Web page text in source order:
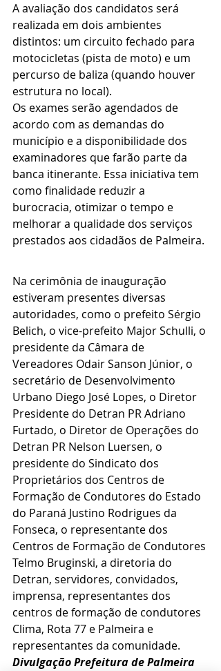
A avaliação dos candidatos será
realizada em dois ambientes
distintos: um circuito fechado para
motocicletas (pista de moto) e um
percurso de baliza (quando houver
estrutura no local).
Os exames serão agendados de
acordo com as demandas do
município e a disponibilidade dos
examinadores que farão parte da
banca itinerante. Essa iniciativa tem
como finalidade reduzir a
burocracia, otimizar o tempo e
melhorar a qualidade dos serviços
prestados aos cidadãos de Palmeira.
Na cerimônia de inauguração
estiveram presentes diversas
autoridades, como o prefeito Sérgio
Belich, o vice-prefeito Major Schulli, o
presidente da Câmara de
Vereadores Odair Sanson Júnior, o
secretário de Desenvolvimento
Urbano Diego José Lopes, o Diretor
Presidente do Detran PR Adriano
Furtado, o Diretor de Operações do
Detran PR Nelson Luersen, o
presidente do Sindicato dos
Proprietários dos Centros de
Formação de Condutores do Estado
do Paraná Justino Rodrigues da
Fonseca, o representante dos
Centros de Formação de Condutores
Telmo Bruginski, a diretoria do
Detran, servidores, convidados,
imprensa, representantes dos
centros de formação de condutores
Clima, Rota 77 e Palmeira e
representantes da comunidade.
Divulgação Prefeitura de Palmeira